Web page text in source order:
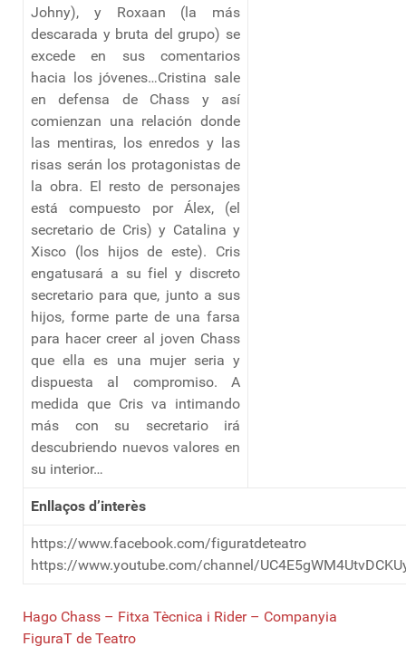
Johny), y Roxaan (la más
descarada y bruta del grupo) se
excede en sus comentarios
hacia los jóvenes…Cristina sale
en defensa de Chass y así
comienzan una relación donde
las mentiras, los enredos y las
risas serán los protagonistas de
la obra. El resto de personajes
está compuesto por Álex, (el
secretario de Cris) y Catalina y
Xisco (los hijos de este). Cris
engatusará a su fiel y discreto
secretario para que, junto a sus
hijos, forme parte de una farsa
para hacer creer al joven Chass
que ella es una mujer seria y
dispuesta al compromiso. A
medida que Cris va intimando
más con su secretario irá
descubriendo nuevos valores en
su interior…
Enllaços d’interès
https://www.facebook.com/figuratdeteatro
https://www.youtube.com/channel/
Hago Chass – Fitxa Tècnica i Rider – Companyia
FiguraT de Teatro